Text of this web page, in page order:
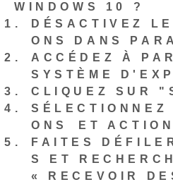
WINDOWS 10 ?
DÉSACTIVEZ
ONS DANS
ACCÉDEZ À
SYSTÈME
CLIQUEZ SUR
ONS⁢ ET
FAITES
S ET
« RECEVOIR